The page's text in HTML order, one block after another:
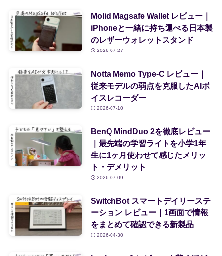
Molid Magsafe Wallet レビュー｜
iPhoneと一緒に持ち運べる日本製
のレザーウォレットスタンド
2026-07-27
Notta Memo Type-C レビュー｜
従来モデルの弱点を克服したAIボ
イスレコーダー
2026-07-10
BenQ MindDuo 2を徹底レビュー
｜最先端の学習ライトを小学1年
生に1ヶ月使わせて感じたメリッ
ト・デメリット
2026-07-09
SwitchBot スマートデイリーステ
ーション レビュー｜1画面で情報
をまとめて確認できる新製品
2026-04-30